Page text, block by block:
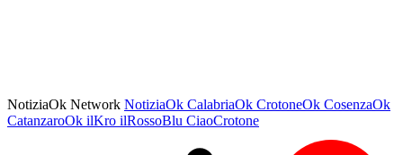
NotiziaOk Network NotiziaOk CalabriaOk CrotoneOk CosenzaOk
CatanzaroOk ilKro ilRossoBlu CiaoCrotone